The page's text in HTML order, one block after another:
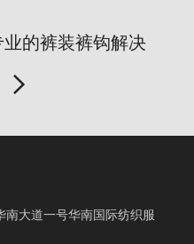
的裤装裤钩解决
南大道一号华南国际纺织服